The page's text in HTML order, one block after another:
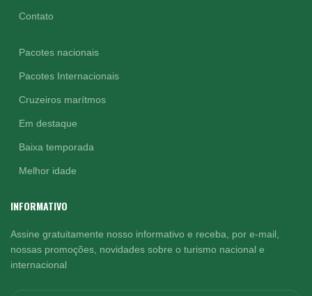
Contato
Pacotes nacionais
Pacotes Internacionais
Cruzeiros marítmos
Em destaque
Baixa temporada
Melhor idade
INFORMATIVO
Assine gratuitamente nosso informativo e receba, por e-mail,
nossas promoções, novidades sobre o turismo nacional e
internacional